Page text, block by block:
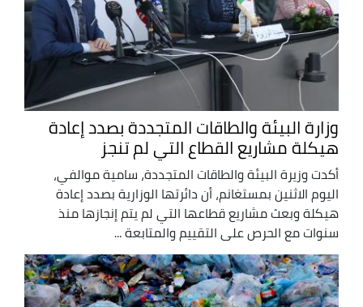
وزارة البيئة والطاقات المتجددة بصدد إعادة
هيكلة مشاريع القطاع التي لم تنجز
أكدت وزيرة البيئة والطاقات المتجددة، سامية موالفي،
اليوم الاثنين بمستغانم، أن دائرتها الوزارية بصدد إعادة
هيكلة وبعث مشاريع قطاعها التي لم يتم إنجازها منذ
سنوات مع الحرص على التقييم والمتابعة ...